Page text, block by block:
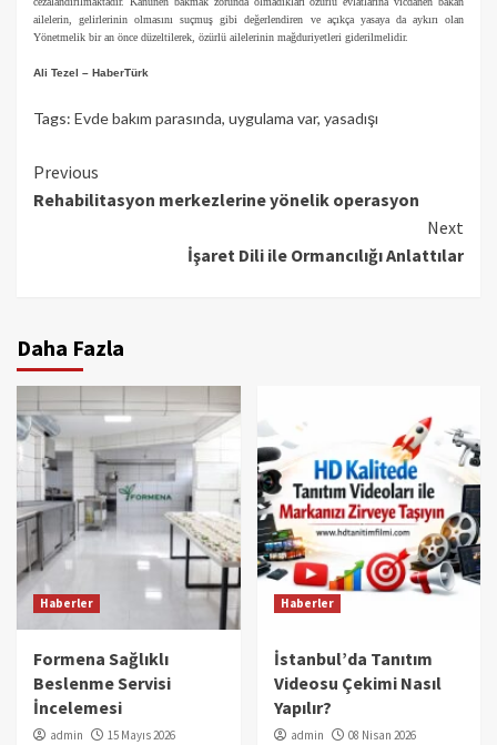
ailelerin, gelirlerinin olmasını suçmuş gibi değerlendiren ve açıkça yasaya da aykırı olan
Yönetmelik bir an önce düzeltilerek, özürlü ailelerinin mağduriyetleri giderilmelidir.
Ali Tezel – HaberTürk
Tags: Evde bakım parasında, uygulama var, yasadışı
Continue
Reading
Previous
Rehabilitasyon merkezlerine yönelik operasyon
Next
İşaret Dili ile Ormancılığı Anlattılar
Daha Fazla
Haberler
Formena Sağlıklı
Beslenme Servisi
İncelemesi
admin 15 Mayıs 2026
Haberler
İstanbul’da Tanıtım
Videosu Çekimi Nasıl
Yapılır?
admin 08 Nisan 2026